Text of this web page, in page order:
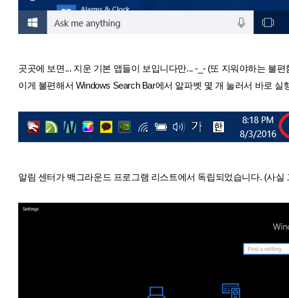
곳곳에 보면... 지운 기본 앱들이 보입니다만... -_- (또 지워야하는 불
이게 불편해서 Windows Search Bar에서 알파벳 몇 개 눌러서 바로
알림 센터가 백그라운드 프로그램 리스트에서 독립되었습니다. (사